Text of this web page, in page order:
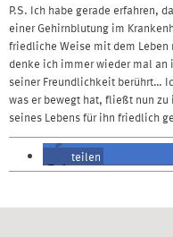
P.S. Ich habe gerade erfahren,
einer Gehirnblutung im
friedliche Weise mit dem
denke ich immer wieder mal an
seiner Freundlichkeit berührt…
was er bewegt hat, fließt nun
seines Lebens für ihn friedlich
teilen